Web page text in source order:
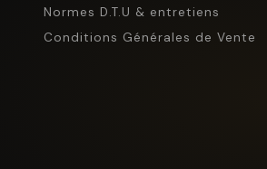
Normes D.T.U & entretiens
Conditions Générales de Vente